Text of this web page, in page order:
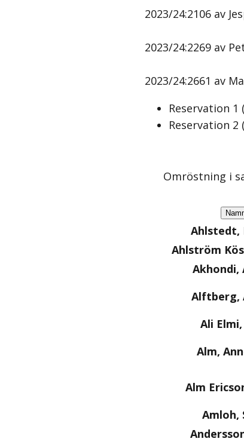
2023/24:2106 av
2023/24:2269 av
2023/24:2661 av
Reservation 1 (
Reservation 2 (
Omröstning i
Ahlstedt,
Ahlström
Akhondi,
Alftberg,
Ali
Alm,
Alm
Amloh,